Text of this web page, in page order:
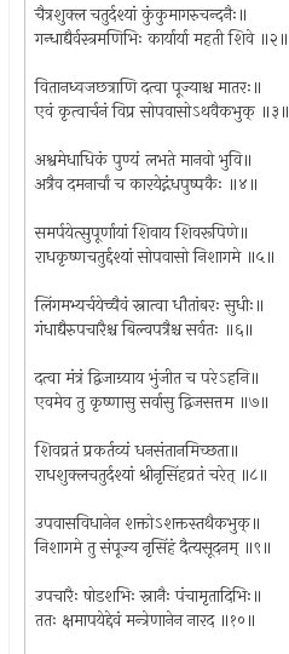
चैत्रशुक्ल चतुर्दश्यां कुंकुमागरुचन्दनैः॥
गन्धाद्यैर्वस्त्रमणिभिः कार्यार्या महती शिवे ॥२॥
वितानध्वजछत्राणि दत्वा पूज्याश्च मातरः॥
एवं कृत्वार्चनं विप्र सोपवासोऽथवैकभुक् ॥३॥
अश्वमेधाधिकं पुण्यं लभते मानवो भुवि॥
अत्रैव दमनार्चां च कारयेद्गंधपुष्पकैः ॥४॥
समर्पयेत्सुपूर्णायां शिवाय शिवरूपिणे॥
राधकृष्णचतुर्द्दश्यां सोपवासो निशागमे ॥५॥
लिंगमभ्यर्चयेच्चैवं स्नात्वा धौतांबरः सुधीः॥
गंधाद्यैरुपचारैश्च बिल्वपत्रैश्च सर्वतः ॥६॥
दत्वा मंत्रं द्विजाग्र्याय भुंजीत च परेऽहनि॥
एवमेव तु कृष्णासु सर्वासु द्विजसत्तम ॥७॥
शिवव्रतं प्रकर्तव्यं धनसंतानमिच्छता॥
राधशुक्लचतुर्दश्यां श्रीनृसिंहव्रतं चरेत् ॥८॥
उपवासविधानेन शक्तोऽशक्तस्तथैकभुक्॥
निशागमे तु संपूज्य नृसिंहं दैत्यसूदनम् ॥९॥
उपचारैः षोडशभिः स्नानैः पंचामृतादिभिः॥
ततः क्षमापयेद्देवं मन्त्रेणानेन नारद ॥१०॥